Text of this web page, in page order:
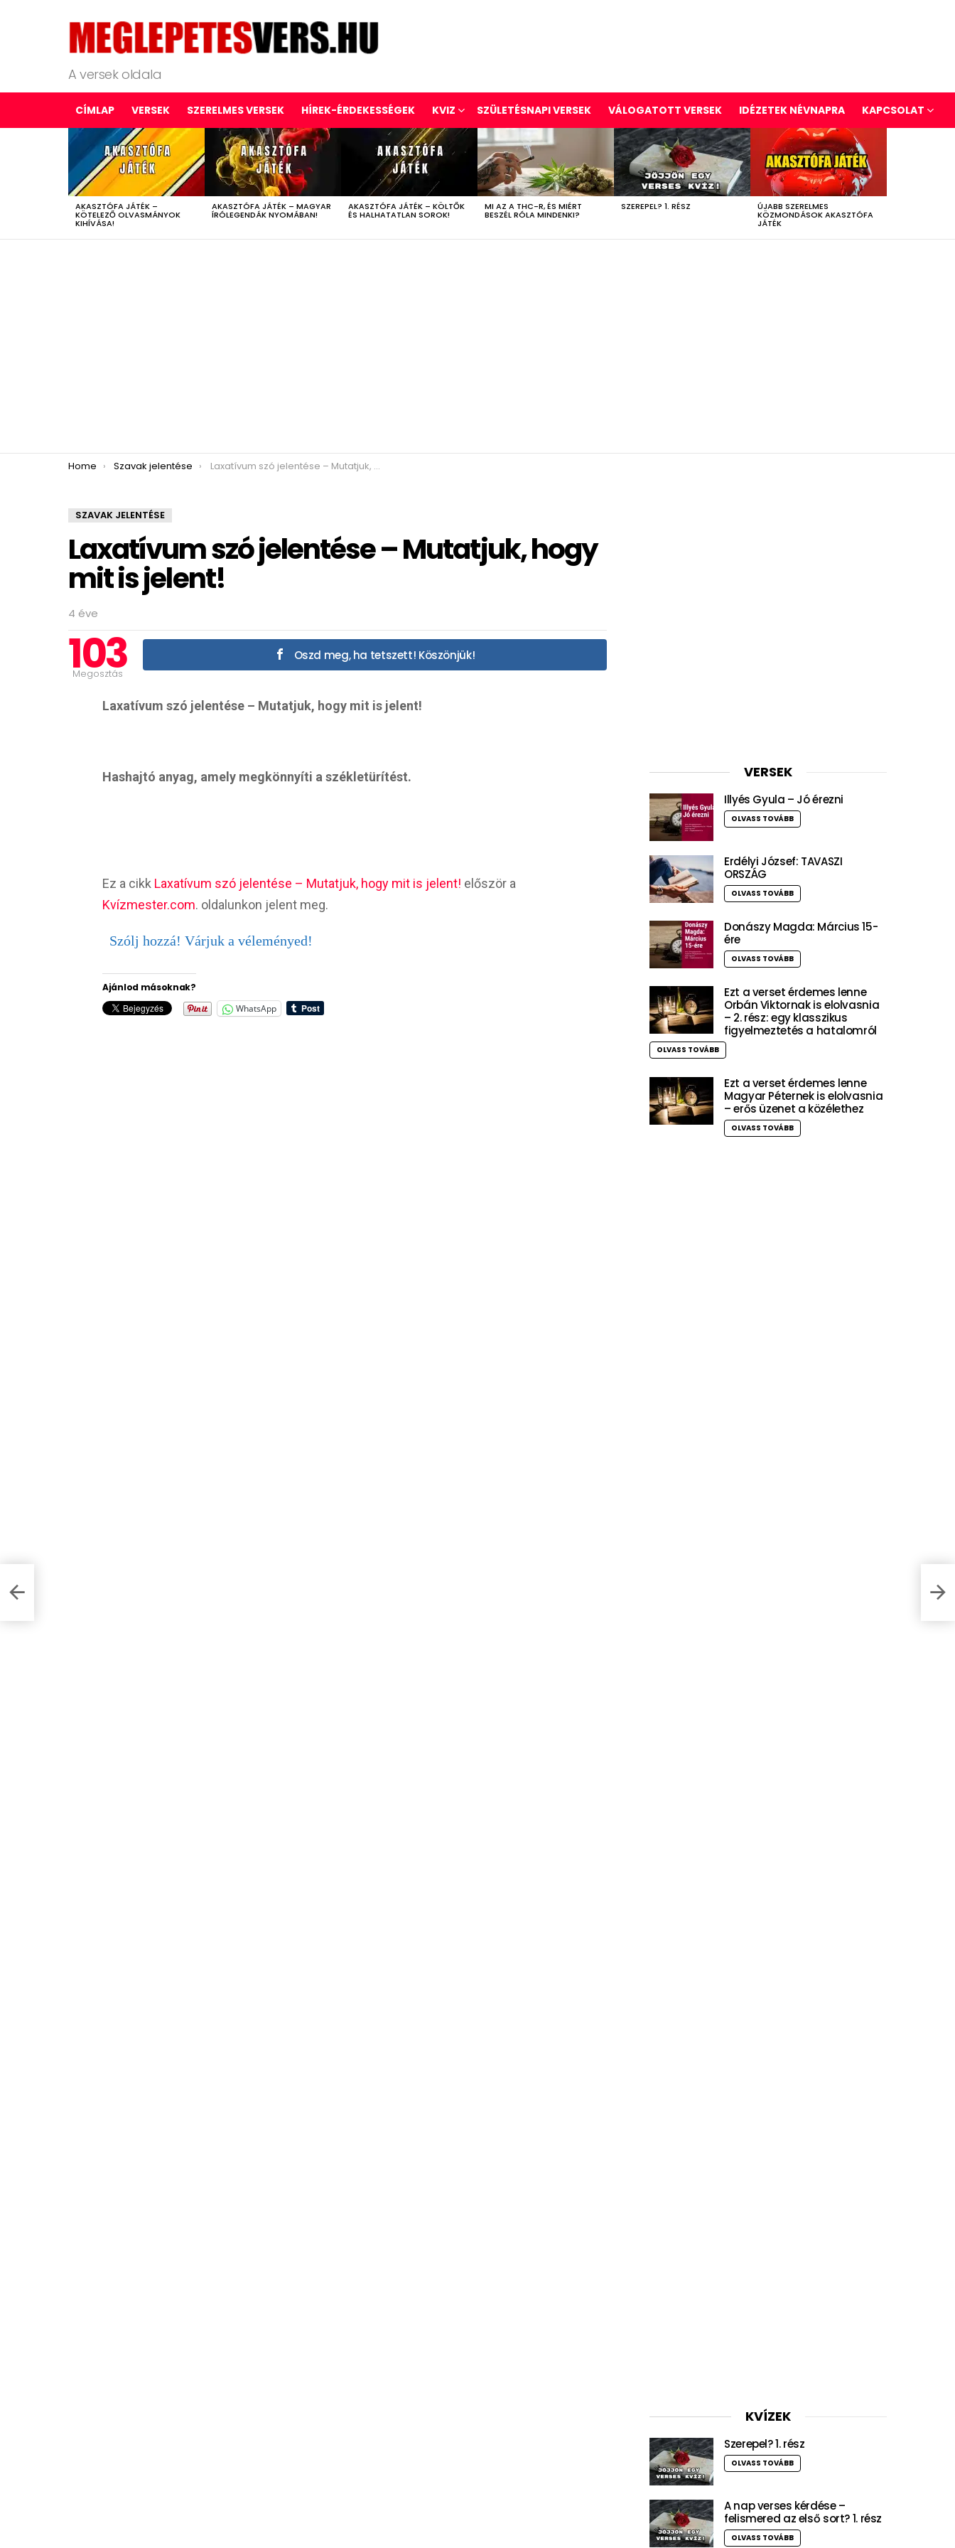
A versek oldala
CÍMLAP VERSEK SZERELMES VERSEK HÍREK-ÉRDEKESSÉGEK KVIZ SZÜLETÉSNAPI VERSEK VÁLOGATOTT VERSEK IDÉZETEK NÉVNAPRA KAPCSOLAT
LATEST
STORIES
AKASZTÓFA JÁTÉK –
KÖTELEZŐ OLVASMÁNYOK
KIHÍVÁSA!
AKASZTÓFA JÁTÉK – MAGYAR
ÍRÓLEGENDÁK NYOMÁBAN!
AKASZTÓFA JÁTÉK – KÖLTŐK
ÉS HALHATATLAN SOROK!
MI AZ A THC-R, ÉS MIÉRT
BESZÉL RÓLA MINDENKI?
SZEREPEL? 1. RÉSZ ÚJABB SZERELMES
KÖZMONDÁSOK AKASZTÓFA
JÁTÉK
You are here:
Home Szavak jelentése Laxatívum szó jelentése – Mutatjuk, hogy mit is jelent!
SZAVAK JELENTÉSE
Laxatívum szó jelentése – Mutatjuk, hogy
mit is jelent!
4 éve
103
Megosztás
Oszd meg, ha tetszett! Köszönjük!
Laxatívum szó jelentése – Mutatjuk, hogy mit is jelent!
Hashajtó anyag, amely megkönnyíti a székletürítést.
Ez a cikk Laxatívum szó jelentése – Mutatjuk, hogy mit is jelent! először a
Kvízmester.com. oldalunkon jelent meg.
Szólj hozzá! Várjuk a véleményed!
Ajánlod másoknak?
WhatsApp
VERSEK
Illyés Gyula – Jó érezni
OLVASS TOVÁBB
Erdélyi József: TAVASZI
ORSZÁG
OLVASS TOVÁBB
Donászy Magda: Március 15-
ére
OLVASS TOVÁBB
Ezt a verset érdemes lenne
Orbán Viktornak is elolvasnia
– 2. rész: egy klasszikus
figyelmeztetés a hatalomról
OLVASS TOVÁBB
Ezt a verset érdemes lenne
Magyar Péternek is elolvasnia
– erős üzenet a közélethez
OLVASS TOVÁBB
KVÍZEK
Szerepel? 1. rész
OLVASS TOVÁBB
A nap verses kérdése –
felismered az első sort? 1. rész
OLVASS TOVÁBB